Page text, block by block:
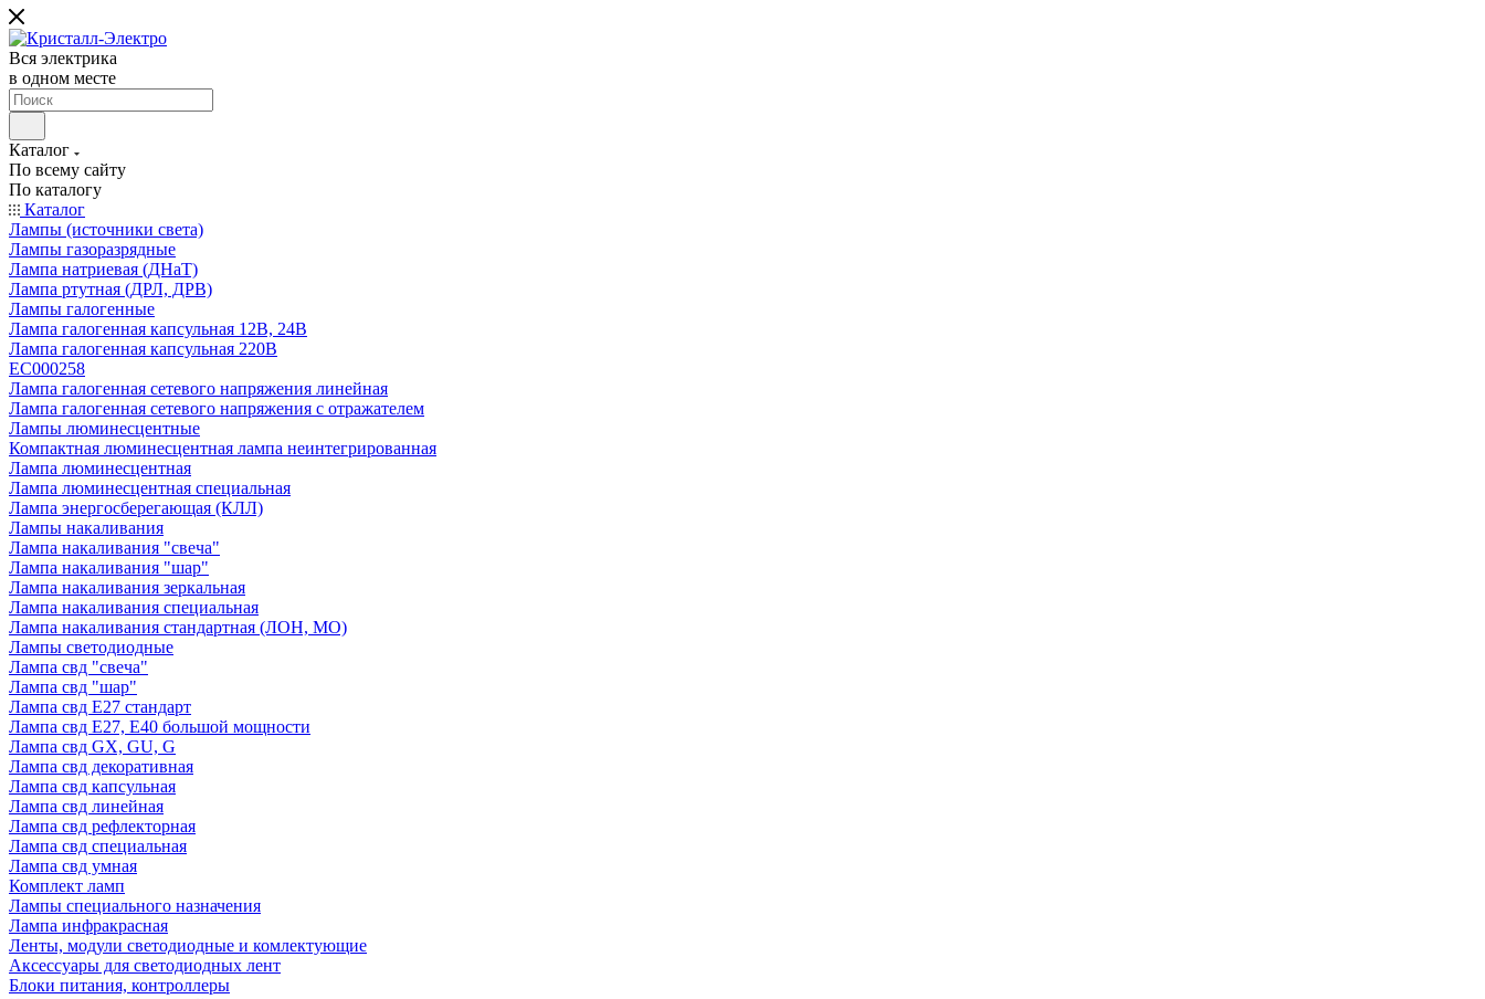
Вся электрика
в одном месте
Каталог
По всему сайту
По каталогу
Каталог
Лампы (источники света)
Лампы газоразрядные
Лампа натриевая (ДНаТ)
Лампа ртутная (ДРЛ, ДРВ)
Лампы галогенные
Лампа галогенная капсульная 12В, 24В
Лампа галогенная капсульная 220В
EC000258
Лампа галогенная сетевого напряжения линейная
Лампа галогенная сетевого напряжения с отражателем
Лампы люминесцентные
Компактная люминесцентная лампа неинтегрированная
Лампа люминесцентная
Лампа люминесцентная специальная
Лампа энергосберегающая (КЛЛ)
Лампы накаливания
Лампа накаливания "свеча"
Лампа накаливания "шар"
Лампа накаливания зеркальная
Лампа накаливания специальная
Лампа накаливания стандартная (ЛОН, МО)
Лампы светодиодные
Лампа свд "свеча"
Лампа свд "шар"
Лампа свд E27 стандарт
Лампа свд E27, Е40 большой мощности
Лампа свд GX, GU, G
Лампа свд декоративная
Лампа свд капсульная
Лампа свд линейная
Лампа свд рефлекторная
Лампа свд специальная
Лампа свд умная
Комплект ламп
Лампы специального назначения
Лампа инфракрасная
Ленты, модули светодиодные и комлектующие
Аксессуары для светодиодных лент
Блоки питания, контроллеры